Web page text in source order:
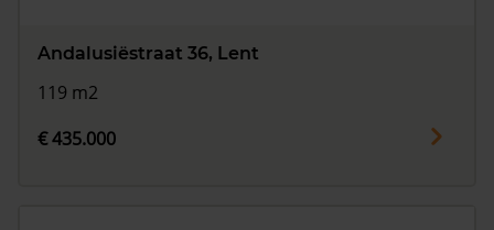
Andalusiëstraat 36, Lent
119 m2
€ 435.000